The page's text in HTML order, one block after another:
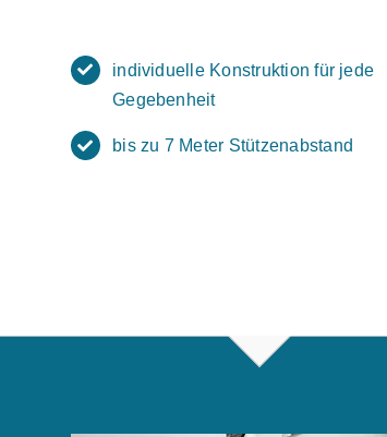
individuelle Konstruktion für jede
Gegebenheit
bis zu 7 Meter Stützenabstand